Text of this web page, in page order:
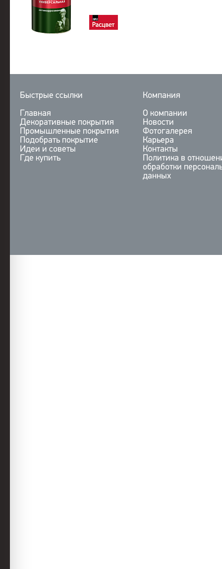
Быстрые ссылки
Главная
Декоративные покрытия
Промышленные покрытия
Подобрать покрытие
Идеи и советы
Где купить
Компания
О компании
Новости
Фотогалерея
Карьера
Контакты
Политика в
обработки
данных